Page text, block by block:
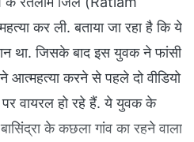
कर ली. बताया जा रहा है कि ये
था. जिसके बाद इस युवक ने फांसी
आत्महत्या करने से पहले दो वीडियो
पर वायरल हो रहे हैं. ये युवक के
के कछला गांव का रहने वाला